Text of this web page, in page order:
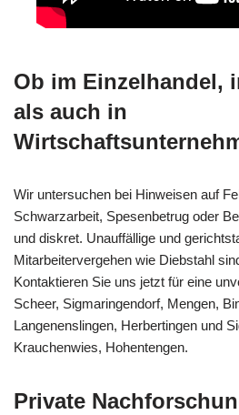
Ob im Einzelhandel,
als auch in
Wir untersuchen bei Hinweisen auf
Schwarzarbeit, Spesenbetrug oder
und diskret. Unauffällige und
Mitarbeitervergehen wie Diebstahl
Kontaktieren Sie uns jetzt für eine
Scheer, Sigmaringendorf, Mengen,
Langenenslingen, Herbertingen und
Krauchenwies, Hohentengen.
Private